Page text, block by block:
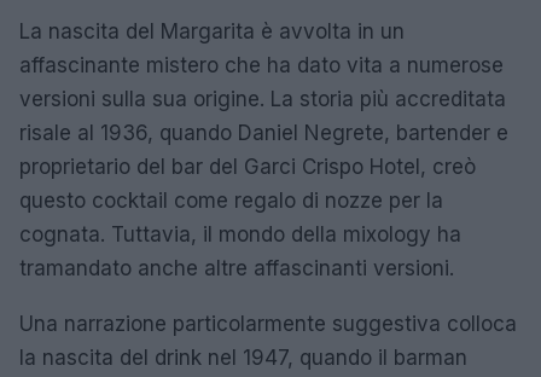
La nascita del Margarita è avvolta in un
affascinante mistero che ha dato vita a numerose
versioni sulla sua origine. La storia più accreditata
risale al 1936, quando Daniel Negrete, bartender e
proprietario del bar del Garci Crispo Hotel, creò
questo cocktail come regalo di nozze per la
cognata. Tuttavia, il mondo della mixology ha
tramandato anche altre affascinanti versioni.
Una narrazione particolarmente suggestiva colloca
la nascita del drink nel 1947, quando il barman